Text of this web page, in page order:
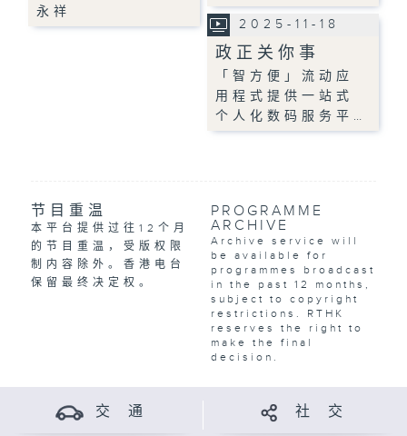
永祥
2025-11-18
政正关你事
「智方便」流动应
用程式提供一站式
个人化数码服务平…
节目重温
本平台提供过往12个月
的节目重温，受版权限
制内容除外。香港电台
保留最终决定权。
PROGRAMME
ARCHIVE
Archive service will
be available for
programmes broadcast
in the past 12 months,
subject to copyright
restrictions. RTHK
reserves the right to
make the final
decision.
交 通 社 交